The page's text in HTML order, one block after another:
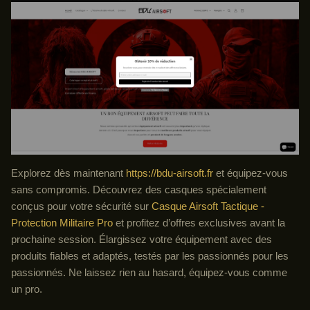
Explorez dès maintenant https://bdu-airsoft.fr et équipez-vous
sans compromis. Découvrez des casques spécialement
conçus pour votre sécurité sur Casque Airsoft Tactique -
Protection Militaire Pro et profitez d’offres exclusives avant la
prochaine session. Élargissez votre équipement avec des
produits fiables et adaptés, testés par les passionnés pour les
passionnés. Ne laissez rien au hasard, équipez-vous comme
un pro.